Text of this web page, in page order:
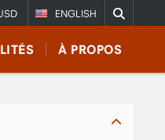
ENGLISH
À PROPOS